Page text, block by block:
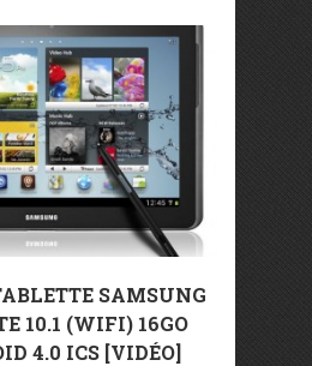
SAMSUNG
10.1 (WIFI) 16GO
4.0 ICS [VIDÉO]